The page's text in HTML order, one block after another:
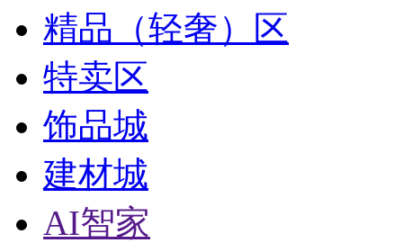
精品（轻奢）区
特卖区
饰品城
建材城
AI智家